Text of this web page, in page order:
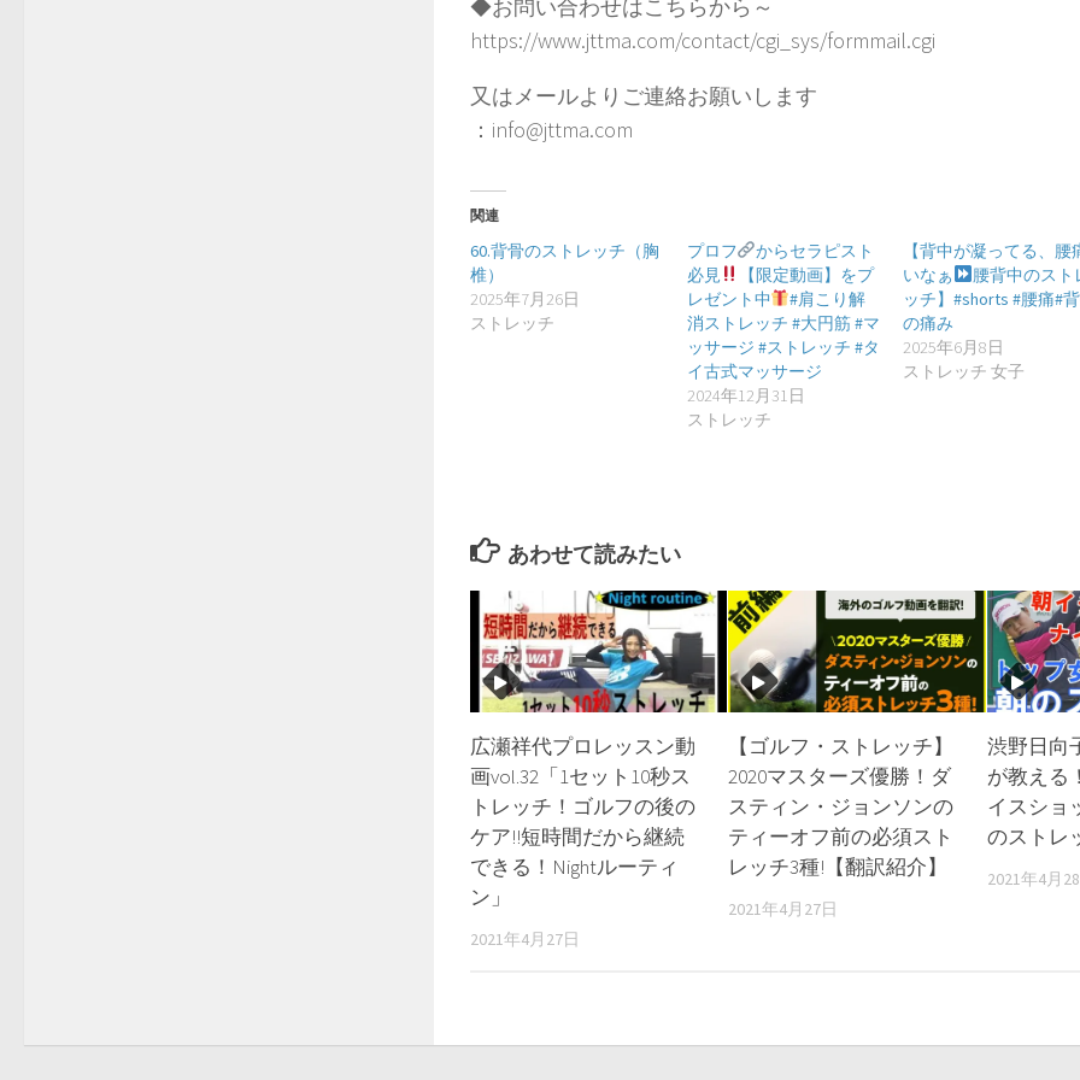
◆お問い合わせはこちらから～
https://www.jttma.com/contact/cgi_sys/formmail.cgi
又はメールよりご連絡お願いします
：info@jttma.com
関連
60.背骨のストレッチ（胸
椎）
2025年7月26日
ストレッチ
プロフ
からセラピスト
必見
【限定動画】をプ
レゼント中
#肩こり解
消ストレッチ #大円筋 #マ
ッサージ #ストレッチ #タ
イ古式マッサージ
2024年12月31日
ストレッチ
【背中が凝ってる、腰
いなぁ
腰背中のスト
ッチ】#shorts #腰痛#
の痛み
2025年6月8日
ストレッチ 女子
あわせて読みたい
広瀬祥代プロレッスン動
画vol.32「1セット10秒ス
トレッチ！ゴルフの後の
ケア!!短時間だから継続
できる！Nightルーティ
ン」
2021年4月27日
【ゴルフ・ストレッチ】
2020マスターズ優勝！ダ
スティン・ジョンソンの
ティーオフ前の必須スト
レッチ3種!【翻訳紹介】
2021年4月27日
渋野日向
が教える
イスショ
のストレ
2021年4月